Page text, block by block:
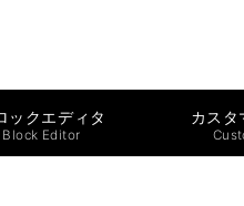
ックエディタ
Block Editor
カスタ